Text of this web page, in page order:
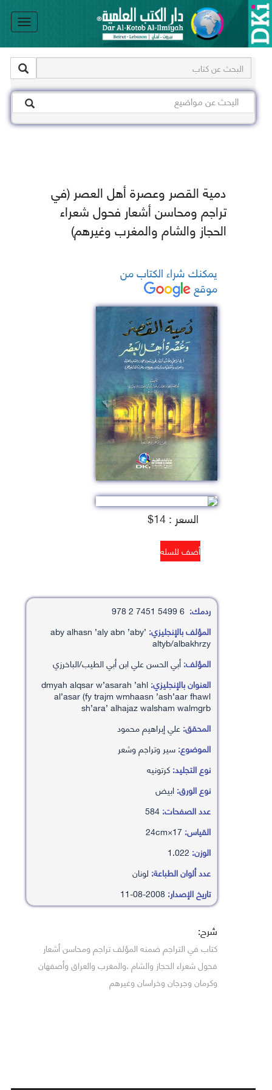
دمية القصر وعصرة أهل العصر (في
تراجم ومحاسن أشعار فحول شعراء
الحجاز والشام والمغرب وغيرهم)
يمكنك شراء الكتاب من
موقع
السعر : 14$
ردمك:
المؤلف بالإنجليزي: ’aby alhasn ’aly abn ’aby
altyb/albakhrzy
المؤلف:أبي الحسن علي ابن أبي الطيب/الباخرزي
العنوان بالإنجليزي:dmyah alqsar w’asarah ’ahl
al’asar (fy trajm wmhaasn ’ash’aar fhawl
sh’ara’ alhajaz walsham walmgrb
المحقق:علي إبراهيم محمود
الموضوع:سير وتراجم وشعر
نوع التجليد:كرتونيه
نوع الورق:ابيض
عدد الصفحات:
القياس:
الوزن:
عدد ألوان الطباعة: لونان
تاريخ الإصدار:
شرح:
كتاب في التراجم ضمنه المؤلف تراجم ومحاسن أشعار
فحول شعراء الحجاز والشام .والمغرب والعراق وأصفهان
وكرمان وجرجان وخراسان وغيرهم